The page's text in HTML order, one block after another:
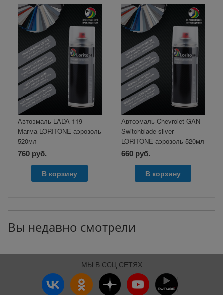
Автоэмаль LADA 119
Магма LORITONE аэрозоль
520мл
760 руб.
В корзину
Автоэмаль Chevrolet GAN
Switchblade silver
LORITONE аэрозоль 520мл
660 руб.
В корзину
Вы недавно смотрели
МЫ В СОЦ СЕТЯХ